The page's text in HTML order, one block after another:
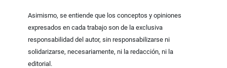
Asimismo, se entiende que los conceptos y opiniones
expresados en cada trabajo son de la exclusiva
responsabilidad del autor, sin responsabilizarse ni
solidarizarse, necesariamente, ni la redacción, ni la
editorial.